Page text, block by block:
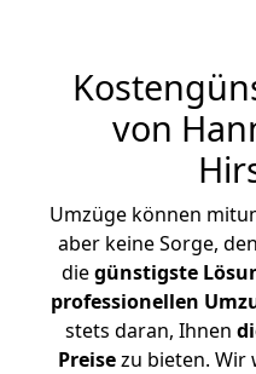
von
Umzüge können
aber keine Sorge,
diegünstigste
professionellen
stets daran, Ihnen
Preisezu bieten. Wir